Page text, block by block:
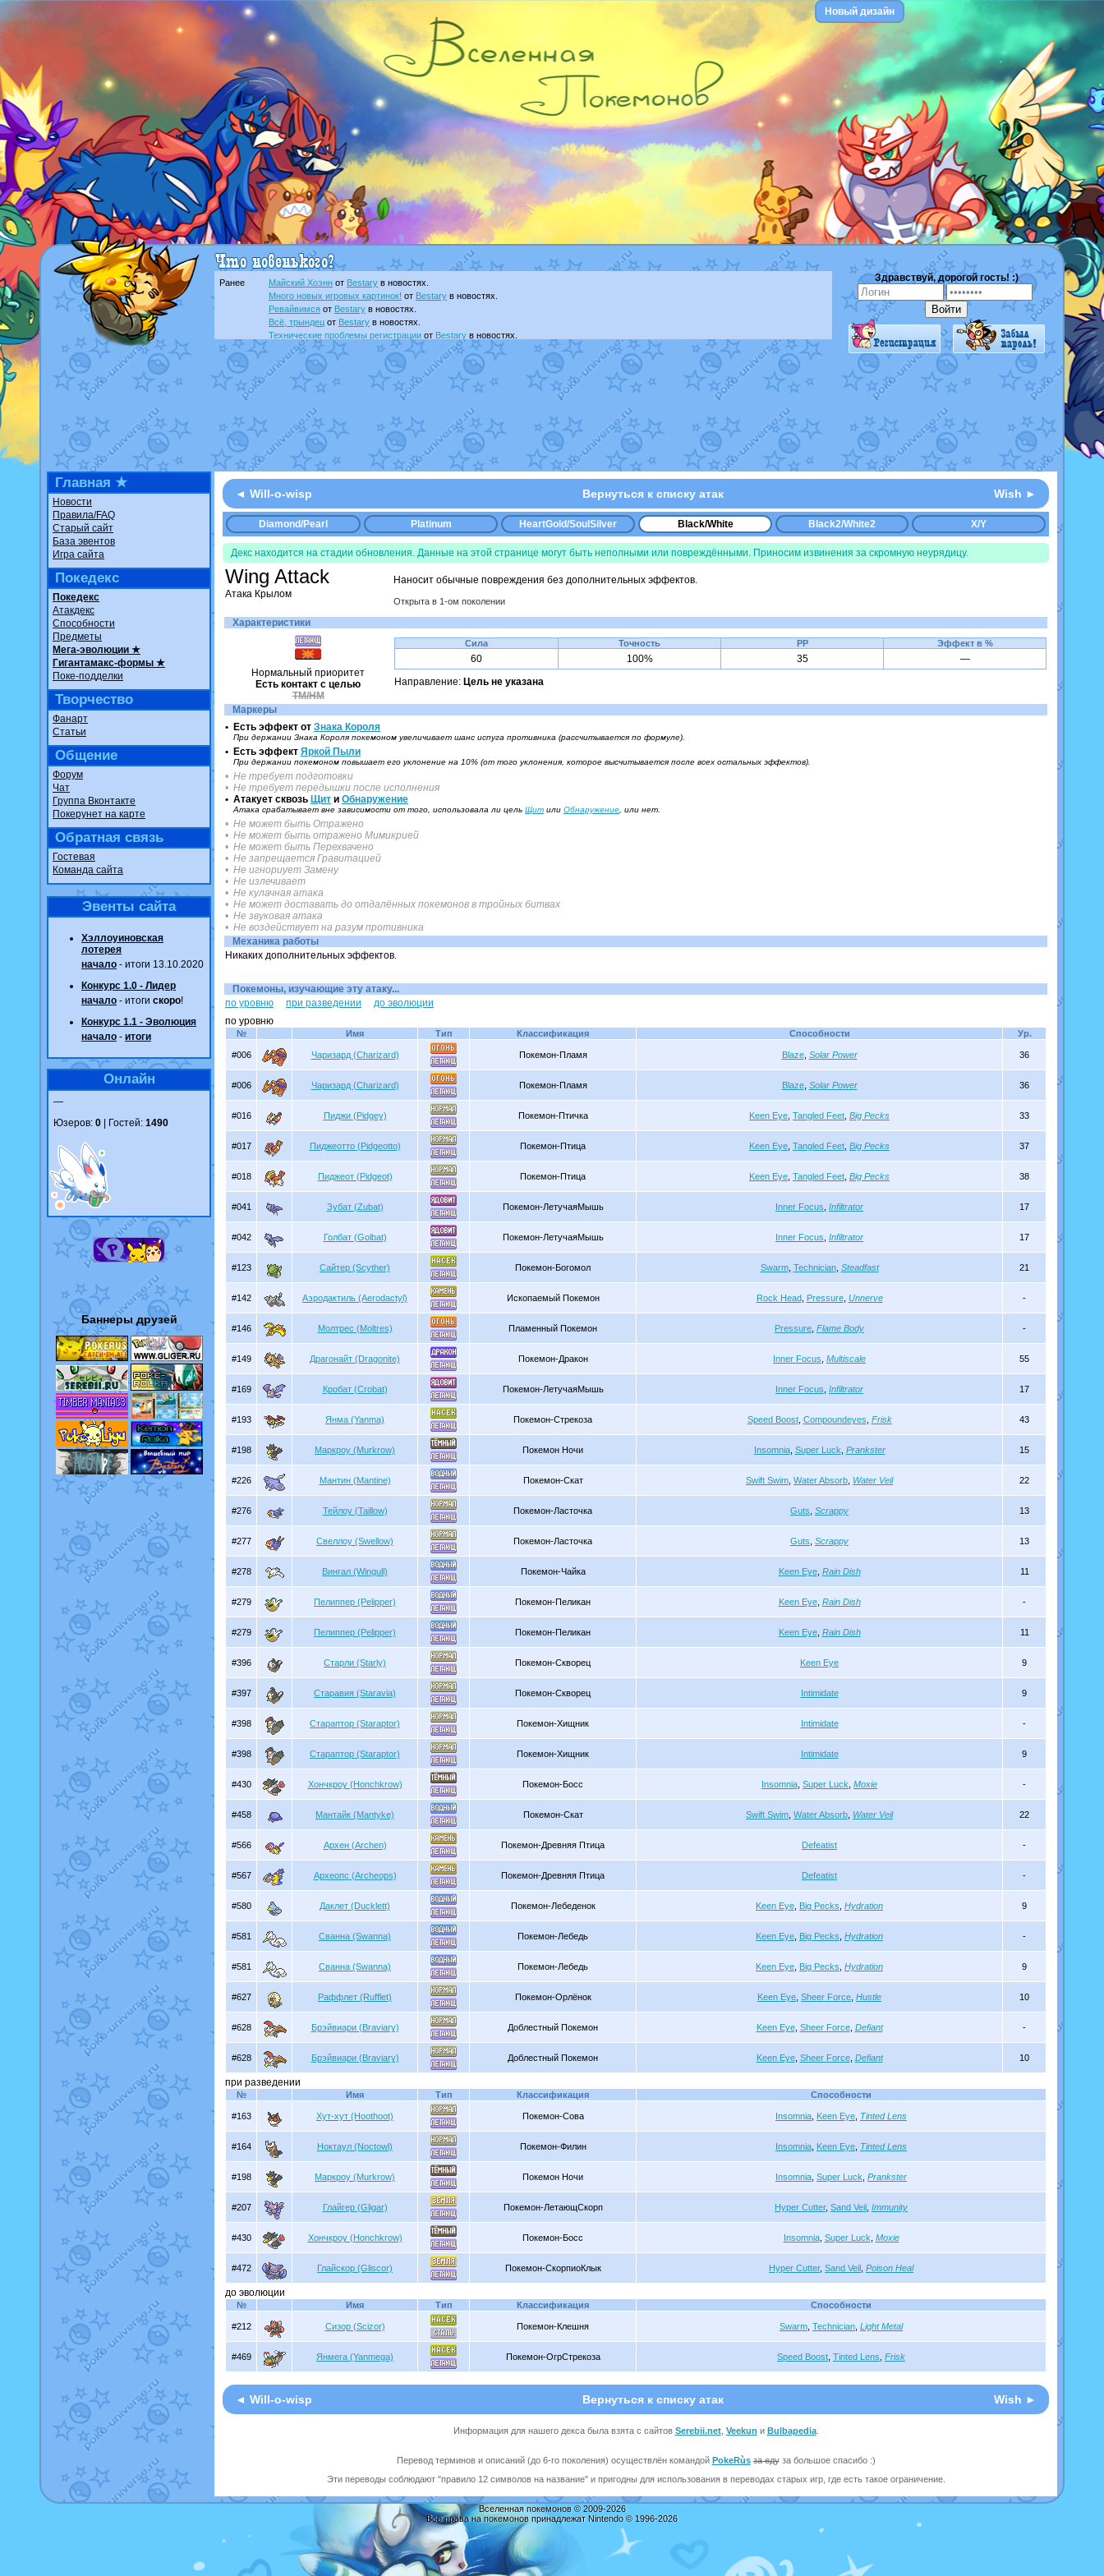
Новый дизайн
Ранее Майский Хоэнн от Bestary в новостях.
Много новых игровых картинок! от Bestary в новостях.
Ревайвимся от Bestary в новостях.
Всё, трындец от Bestary в новостях.
Технические проблемы регистрации от Bestary в новостях.
доброе утро славяне
Dakkuв фанарте.
Йолда и Мимикью
MavisNyanCat в фанарте.
Недовольный котомангустотRandomon
в фанарте.
The Dark Wishmaker
Randomonв фанарте.
ilovearceusв фанарте.
от
Raging Boltот GraceDaFoxв фанарте.
Shadow mismagius
JOK_julia
в фанарте.
художник отvicavica в фанарте.
Здравствуй, дорогой гость! :)
Главная ★
Новости
Правила/FAQ
Старый сайт
База эвентов
Игра сайта
Покедекс
Покедекс
Атакдекс
Способности
Предметы
Мега-эволюции ★
Гигантамакс-формы ★
Поке-подделки
Творчество
Фанарт
Статьи
Общение
Форум
Чат
Группа Вконтакте
Покерунет на карте
Обратная связь
Гостевая
Команда сайта
Эвенты сайта
Хэллоуиновская
лотерея
начало - итоги 13.10.2020
Конкурс 1.0 - Лидер
начало - итоги скоро!
Конкурс 1.1 - Эволюция
начало - итоги
Онлайн
—
Юзеров: 0 | Гостей: 1490
Баннеры друзей
◄ Will-o-wisp Вернуться к списку атак Wish ►
Diamond/Pearl Platinum HeartGold/SoulSilver Black/White Black2/White2 X/Y
Декс находится на стадии обновления. Данные на этой странице могут быть неполными или повреждёнными. Приносим извинения за скромную неурядицу.
Wing Attack
Атака Крылом
Наносит обычные повреждения без дополнительных эффектов.
Открыта в 1-ом поколении
Характеристики
Нормальный приоритет
Есть контакт с целью
TM/HM
Сила Точность PP Эффект в %
60 100% 35
—
Направление: Цель не указана
Маркеры
• Есть эффект от Знака Короля
При держании Знака Короля покемоном увеличивает шанс испуга противника (рассчитывается по формуле).
• Есть эффект Яркой Пыли
При держании покемоном повышает его уклонение на 10% (от того уклонения, которое высчитывается после всех остальных эффектов).
• Не требует подготовки
• Не требует передышки после исполнения
• Атакует сквозь Щит и Обнаружение
Атака срабатывает вне зависимости от того, использовала ли цель Щит или Обнаружение , или нет.
• Не может быть Отражено
• Не может быть отражено Мимикрией
• Не может быть Перехвачено
• Не запрещается Гравитацией
• Не игнориует Замену
• Не излечивает
• Не кулачная атака
• Не может доставать до отдалённых покемонов в тройных битвах
• Не звуковая атака
• Не воздействует на разум противника
Механика работы
Никаких дополнительных эффектов.
Покемоны, изучающие эту атаку...
по уровню
при разведении
до эволюции
по уровню
№ Имя Тип Классификация Способности Ур.
#006 Чаризард (Charizard) Покемон-Пламя Blaze, Solar Power 36
#006 Чаризард (Charizard) Покемон-Пламя Blaze, Solar Power 36
#016 Пиджи (Pidgey) Покемон-Птичка Keen Eye Tangled Feet Big Pecks 33
#017 Пиджеотто (Pidgeotto) Покемон-Птица Keen Eye Tangled Feet Big Pecks 37
#018 Пиджеот (Pidgeot) Покемон-Птица Keen Eye Tangled Feet Big Pecks 38
#041 Зубат (Zubat) Покемон-ЛетучаяМышь Inner Focus Infiltrator 17
#042 Голбат (Golbat) Покемон-ЛетучаяМышь Inner Focus Infiltrator 17
#123 Сайтер (Scyther) Покемон-Богомол Swarm, Technician, Steadfast 21
#142 Аэродактиль (Aerodactyl) Ископаемый Покемон Rock Head, Pressure, Unnerve -
#146 Молтрес (Moltres) Пламенный Покемон Pressure Flame Body -
#149 Драгонайт (Dragonite) Покемон-Дракон Inner Focus Multiscale 55
#169 Кробат (Crobat) Покемон-ЛетучаяМышь Inner Focus Infiltrator 17
#193 Янма (Yanma) Покемон-Стрекоза Speed Boost, Compoundeyes Frisk 43
#198 Маркроу (Murkrow) Покемон Ночи Insomnia, Super Luck Prankster 15
#226 Мантин (Mantine) Покемон-Скат Swift Swim Water Absorb Water Veil 22
#276 Тейлоу (Taillow) Покемон-Ласточка Guts Scrappy 13
#277 Свеллоу (Swellow) Покемон-Ласточка Guts Scrappy 13
#278 Вингал (Wingull) Покемон-Чайка Keen Eye, Rain Dish 11
#279 Пелиппер (Pelipper) Покемон-Пеликан Keen Eye, Rain Dish -
#279 Пелиппер (Pelipper) Покемон-Пеликан Keen Eye, Rain Dish 11
#396 Старли (Starly) Покемон-Скворец Keen Eye 9
#397 Старавия (Staravia) Покемон-Скворец Intimidate 9
#398 Стараптор (Staraptor) Покемон-Хищник Intimidate -
#398 Стараптор (Staraptor) Покемон-Хищник Intimidate 9
#430 Хончкроу (Honchkrow) Покемон-Босс Insomnia Super Luck Moxie -
#458 Мантайк (Mantyke) Покемон-Скат Swift Swim Water Absorb Water Veil 22
#566 Архен (Archen) Покемон-Древняя Птица Defeatist -
#567 Археопс (Archeops) Покемон-Древняя Птица Defeatist -
#580 Даклет (Ducklett) Покемон-Лебеденок Keen Eye Big Pecks Hydration 9
#581 Сванна (Swanna) Покемон-Лебедь Keen Eye Big Pecks Hydration -
#581 Сванна (Swanna) Покемон-Лебедь Keen Eye Big Pecks Hydration 9
#627 Раффлет (Rufflet) Покемон-Орлёнок Keen Eye Sheer Force Hustle 10
#628 Брэйвиари (Braviary) Доблестный Покемон Keen Eye, Sheer Force, Defiant -
#628 Брэйвиари (Braviary) Доблестный Покемон Keen Eye, Sheer Force, Defiant 10
при разведении
№ Имя Тип Классификация Способности
#163 Хут-хут (Hoothoot) Покемон-Сова Insomnia Keen Eye Tinted Lens
#164 Ноктаул (Noctowl) Покемон-Филин Insomnia Keen Eye Tinted Lens
#198 Маркроу (Murkrow) Покемон Ночи Insomnia Super Luck Prankster
#207 Глайгер (Gligar) Покемон-ЛетающСкорп Hyper Cutter, Sand Veil Immunity
#430 Хончкроу (Honchkrow) Покемон-Босс Insomnia, Super Luck Moxie
#472 Глайскор (Gliscor) Покемон-СкорпиоКлык Hyper Cutter, Sand Veil Poison Heal
до эволюции
№ Имя Тип Классификация Способности
#212 Сизор (Scizor) Покемон-Клешня Swarm Technician Light Metal
#469 Янмега (Yanmega) Покемон-ОгрСтрекоза Speed Boost Tinted Lens Frisk
◄ Will-o-wisp Вернуться к списку атак Wish ►
Информация для нашего декса была взята с сайтов Serebii.net, Veekun и Bulbapedia.
Перевод терминов и описаний (до 6-го поколения) осуществлён командой PokeRùs за едуза большое спасибо :)
Эти переводы соблюдают "правило 12 символов на название" и пригодны для использования в переводах старых игр, где есть такое ограничение.
Вселенная покемонов © 2009-2026
Все права на покемонов принадлежат Nintendo © 1996-2026